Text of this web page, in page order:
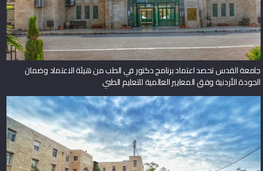
جامعة القدس تحصد اعتماد برنامج دكتور في الطب من هيئة الاعتماد وضمان
الجودة الأردنية وفق المعايير العالمية للتعليم الطبي